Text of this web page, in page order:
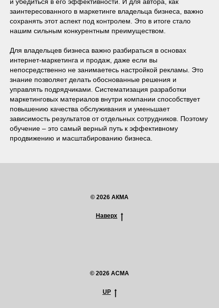
и убедиться в его эффективности. И для автора, как
заинтересованного в маркетинге владельца бизнеса, важно
сохранять этот аспект под контролем. Это в итоге стало
нашим сильным конкурентным преимуществом.
Для владельцев бизнеса важно разбираться в основах
интернет-маркетинга и продаж, даже если вы
непосредственно не занимаетесь настройкой рекламы. Это
знание позволяет делать обоснованные решения и
управлять подрядчиками. Систематизация разработки
маркетинговых материалов внутри компании способствует
повышению качества обслуживания и уменьшает
зависимость результатов от отдельных сотрудников. Поэтому
обучение ‒ это самый верный путь к эффективному
продвижению и масштабированию бизнеса.
© 2026 АКМА
Наверх
© 2026 ACMA
UP